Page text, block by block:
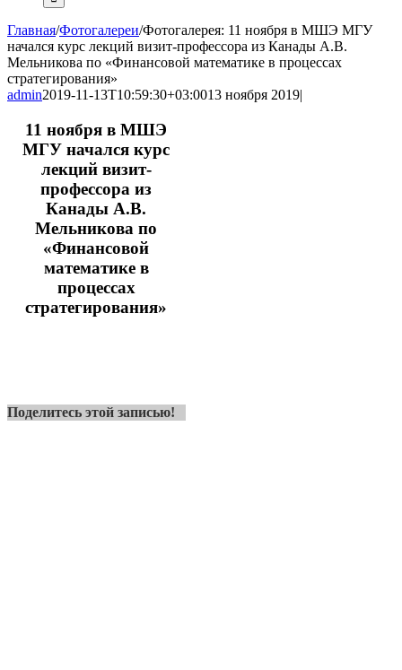
Главная/Фотогалереи/Фотогалерея: 11 ноября в МШЭ МГУ
начался курс лекций визит-профессора из Канады А.В.
Мельникова по «Финансовой математике в процессах
стратегирования»
admin2019-11-13T10:59:30+03:0013 ноября 2019|
11 ноября в МШЭ
МГУ начался курс
лекций визит-
профессора из
Канады А.В.
Мельникова по
«Финансовой
математике в
процессах
стратегирования»
Поделитесь этой записью!